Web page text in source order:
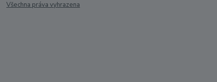
Všechna práva vyhrazena